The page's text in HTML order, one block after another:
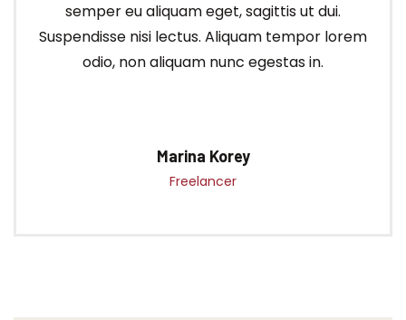
semper eu aliquam eget, sagittis ut dui.
Suspendisse nisi lectus. Aliquam tempor lorem
odio, non aliquam nunc egestas in.
Marina Korey
Freelancer